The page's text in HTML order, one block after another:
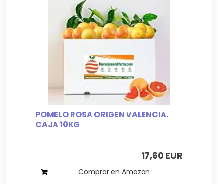
POMELO ROSA ORIGEN VALENCIA.
CAJA 10KG
17,60 EUR
Comprar en Amazon